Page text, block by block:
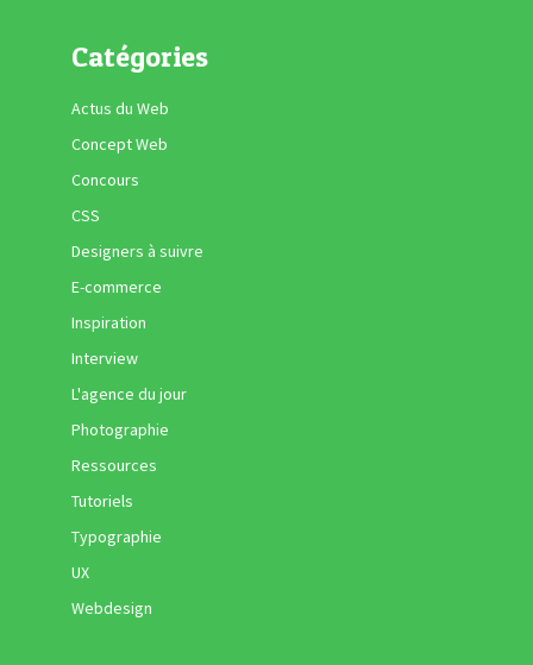
Catégories
Actus du Web
Concept Web
Concours
CSS
Designers à suivre
E-commerce
Inspiration
Interview
L'agence du jour
Photographie
Ressources
Tutoriels
Typographie
UX
Webdesign